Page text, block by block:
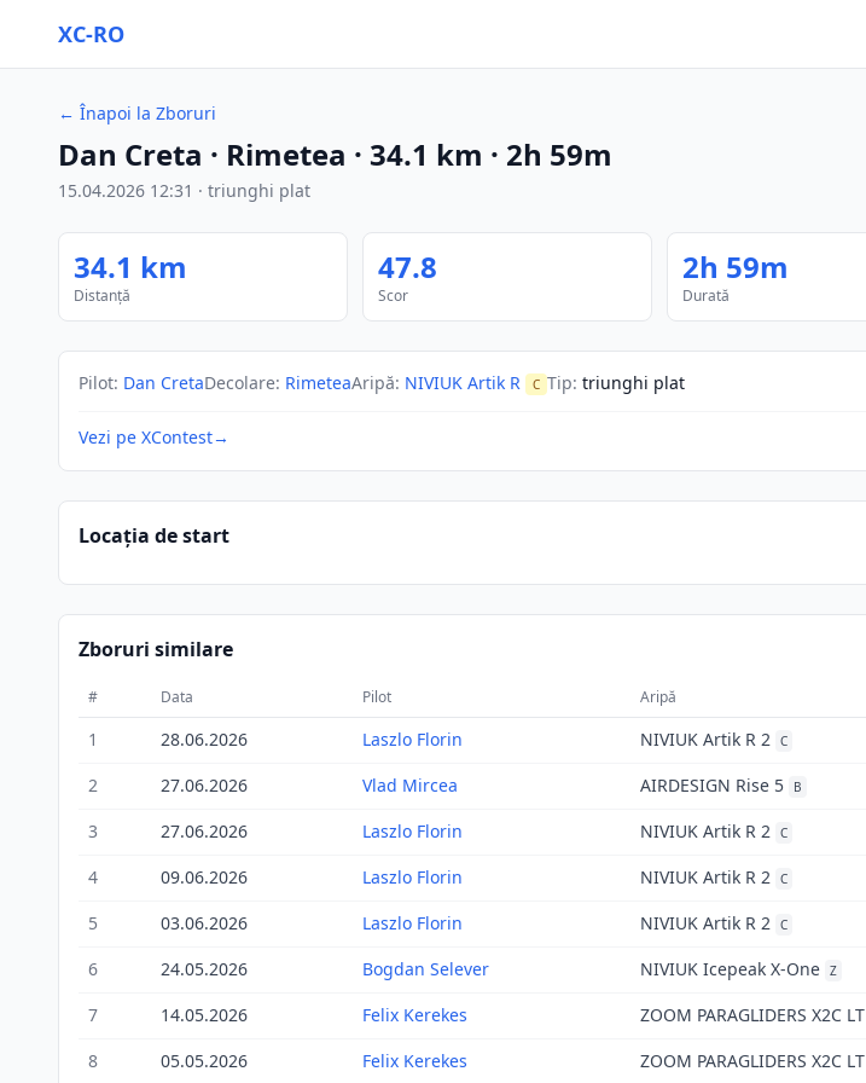
XC-RO
← Înapoi la Zboruri
Dan Creta · Rimetea · 34.1 km · 2h 59m
15.04.2026 12:31 · triunghi plat
34.1 km
Distanță
47.8
Scor
2h 59m
Durată
Pilot: Dan CretaDecolare: RimeteaAripă: NIVIUK Artik R C Tip: triunghi plat
Vezi pe XContest→
Locația de start
Zboruri similare
# Data Pilot Aripă
1 28.06.2026 Laszlo Florin NIVIUK Artik R 2 C
2
27.06.2026 Vlad Mircea AIRDESIGN Rise 5 B
3
27.06.2026 Laszlo Florin NIVIUK Artik R 2 C
4
09.06.2026 Laszlo Florin NIVIUK Artik R 2 C
5
03.06.2026 Laszlo Florin NIVIUK Artik R 2 C
6
24.05.2026 Bogdan Selever NIVIUK Icepeak X-One Z
7
14.05.2026 Felix Kerekes ZOOM PARAGLIDERS X2C LT
8
05.05.2026 Felix Kerekes ZOOM PARAGLIDERS X2C LT